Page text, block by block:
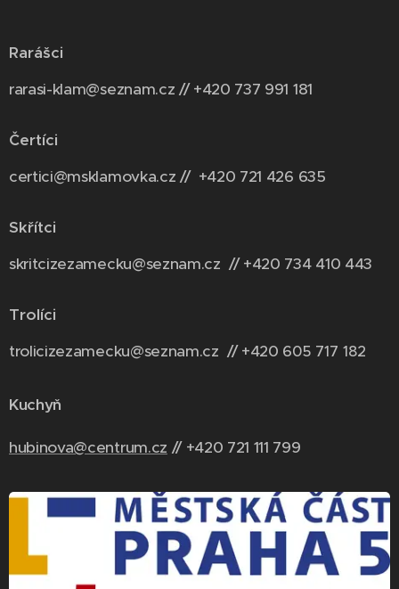
Rarášci
rarasi-klam@seznam.cz // +420 737 991 181
Čertíci
certici@msklamovka.cz // +420 721 426 635
Skřítci
skritcizezamecku@seznam.cz // +420 734 410 443
Trolíci
trolicizezamecku@seznam.cz // +420 605 717 182
Kuchyň
hubinova@centrum.cz // +420 721 111 799